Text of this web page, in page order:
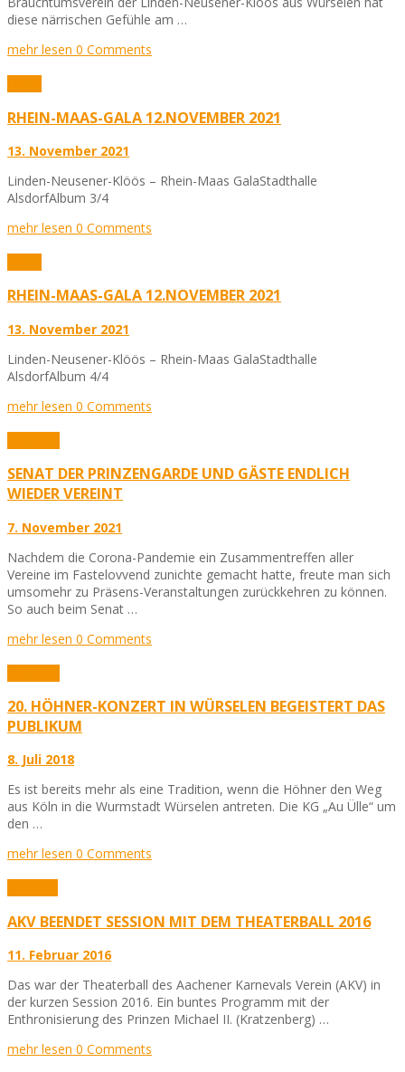
diese närrischen Gefühle am …
mehr lesen 0 Comments
RHEIN-MAAS-GALA 12.NOVEMBER 2021
13. November 2021
Linden-Neusener-Klöös – Rhein-Maas GalaStadthalle
AlsdorfAlbum 3/4
mehr lesen 0 Comments
RHEIN-MAAS-GALA 12.NOVEMBER 2021
13. November 2021
Linden-Neusener-Klöös – Rhein-Maas GalaStadthalle
AlsdorfAlbum 4/4
mehr lesen 0 Comments
SENAT DER PRINZENGARDE UND GÄSTE ENDLICH
WIEDER VEREINT
7. November 2021
Nachdem die Corona-Pandemie ein Zusammentreffen aller
Vereine im Fastelovvend zunichte gemacht hatte, freute man sich
umsomehr zu Präsens-Veranstaltungen zurückkehren zu können.
So auch beim Senat …
mehr lesen 0 Comments
20. HÖHNER-KONZERT IN WÜRSELEN BEGEISTERT DAS
PUBLIKUM
8. Juli 2018
Es ist bereits mehr als eine Tradition, wenn die Höhner den Weg
aus Köln in die Wurmstadt Würselen antreten. Die KG „Au Ülle“ um
den …
mehr lesen 0 Comments
AKV BEENDET SESSION MIT DEM THEATERBALL 2016
11. Februar 2016
Das war der Theaterball des Aachener Karnevals Verein (AKV) in
der kurzen Session 2016. Ein buntes Programm mit der
Enthronisierung des Prinzen Michael II. (Kratzenberg) …
mehr lesen 0 Comments